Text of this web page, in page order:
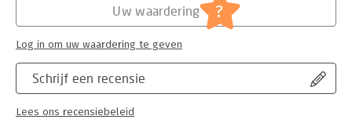
Schrijf een recensie
Lees ons recensiebeleid
Uw waardering ?
Log in om uw waardering te geven